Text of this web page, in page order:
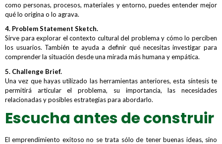
como personas, procesos, materiales y entorno, puedes entender mejor
qué lo origina o lo agrava.
4. Problem Statement Sketch.
Sirve para explorar el contexto cultural del problema y cómo lo perciben
los usuarios. También te ayuda a definir qué necesitas investigar para
comprender la situación desde una mirada más humana y empática.
5. Challenge Brief.
Una vez que hayas utilizado las herramientas anteriores, esta síntesis te
permitirá articular el problema, su importancia, las necesidades
relacionadas y posibles estrategias para abordarlo.
Escucha antes de construir
El emprendimiento exitoso no se trata sólo de tener buenas ideas, sino